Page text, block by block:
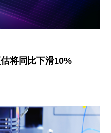
将同比下滑10%